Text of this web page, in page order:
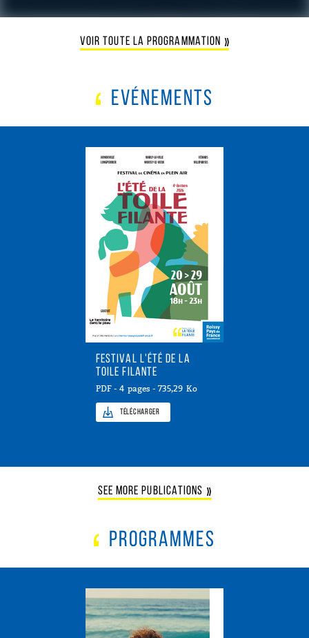
VOIR TOUTE LA PROGRAMMATION
EVÉNEMENTS
FESTIVAL L'ÉTÉ DE LA
TOILE FILANTE
PDF - 4 pages - 735,29 Ko
Télécharger
SEE MORE PUBLICATIONS
PROGRAMMES